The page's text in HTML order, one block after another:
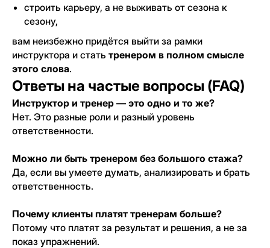
строить карьеру, а не выживать от сезона к
сезону,
вам неизбежно придётся выйти за рамки
инструктора и стать тренером в полном смысле
этого слова.
Ответы на частые вопросы (FAQ)
Инструктор и тренер — это одно и то же?
Нет. Это разные роли и разный уровень
ответственности.
Можно ли быть тренером без большого стажа?
Да, если вы умеете думать, анализировать и брать
ответственность.
Почему клиенты платят тренерам больше?
Потому что платят за результат и решения, а не за
показ упражнений.
Пилатес
тренерами, упражнения начального и
среднего уровня.
Подробнее о программе →
месяца
месяца